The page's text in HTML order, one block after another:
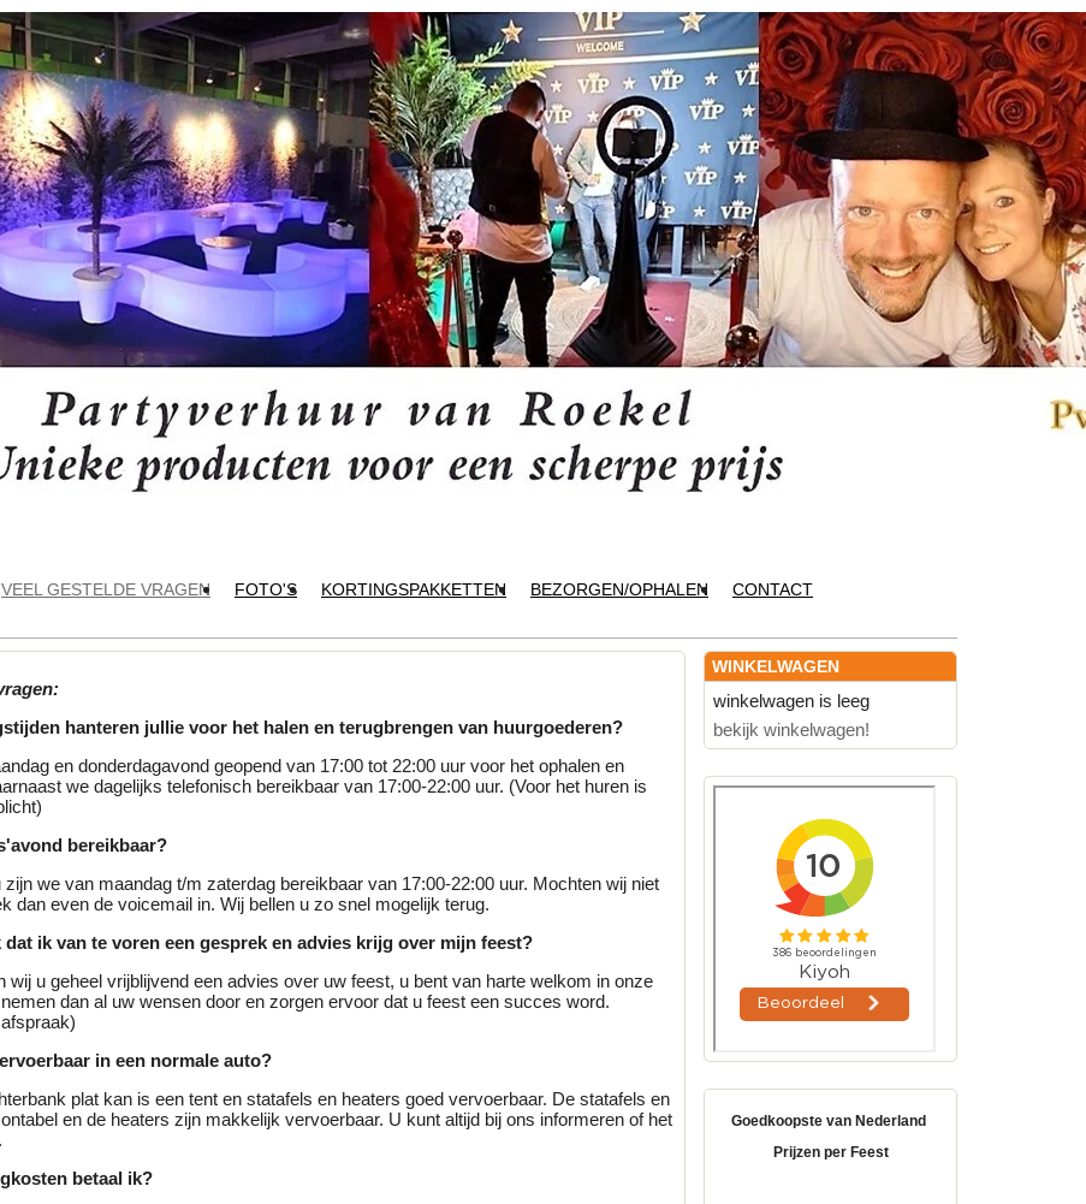
VEEL GESTELDE VRAGEN FOTO'S KORTINGSPAKKETTEN BEZORGEN/OPHALEN CONTACT
hanteren jullie voor het halen en terugbrengen van huurgoederen?
en donderdagavond geopend van 17:00 tot 22:00 uur voor het ophalen en
we dagelijks telefonisch bereikbaar van 17:00-22:00 uur. (Voor het huren is
bereikbaar?
zijn we van maandag t/m zaterdag bereikbaar van 17:00-22:00 uur. Mochten wij niet
dan even de voicemail in. Wij bellen u zo snel mogelijk terug.
dat ik van te voren een gesprek en advies krijg over mijn feest?
wij u geheel vrijblijvend een advies over uw feest, u bent van harte welkom in onze
dan al uw wensen door en zorgen ervoor dat u feest een succes word.
in een normale auto?
plat kan is een tent en statafels en heaters goed vervoerbaar. De statafels en
en de heaters zijn makkelijk vervoerbaar. U kunt altijd bij ons informeren of het
betaal ik?
WINKELWAGEN
winkelwagen is leeg
bekijk winkelwagen!
Goedkoopste van Nederland
Prijzen per Feest